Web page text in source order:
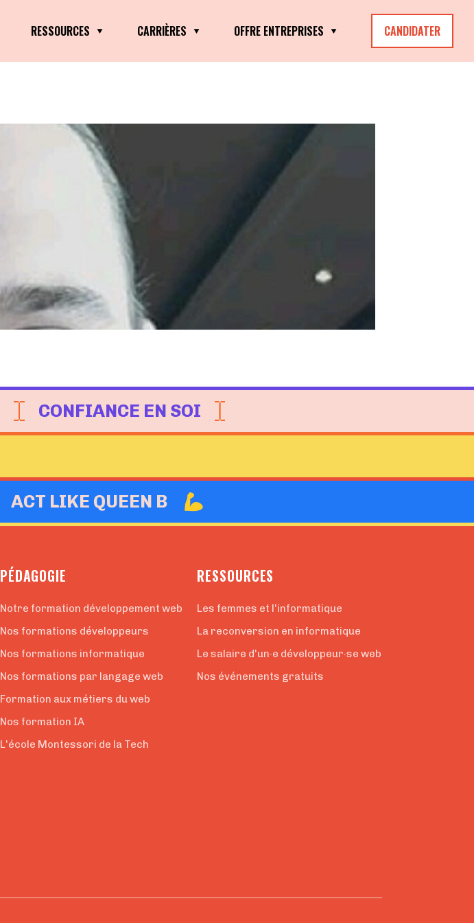
RESSOURCES CARRIÈRES OFFRE ENTREPRISES CANDIDATER
CONFIANCE EN SOI
ACT LIKE QUEEN B
PÉDAGOGIE
Notre formation développement web
Nos formations développeurs
Nos formations informatique
Nos formations par langage web
Formation aux métiers du web
Nos formation IA
L'école Montessori de la Tech
RESSOURCES
Les femmes et l'informatique
La reconversion en informatique
Le salaire d'un·e développeur·se web
Nos événements gratuits